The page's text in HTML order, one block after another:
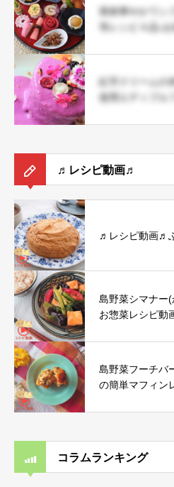
簡単華やかワン
等レシピ４品♪
紅芋クリーム
使用エディブ
♬レシピ動画♬
♬レシピ動画♬
島野菜シマナー
お惣菜レシピ動
島野菜フーチバ
の簡単マフィン
コラムランキング